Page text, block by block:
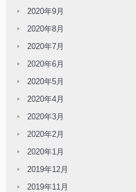
2020年9月
2020年8月
2020年7月
2020年6月
2020年5月
2020年4月
2020年3月
2020年2月
2020年1月
2019年12月
2019年11月